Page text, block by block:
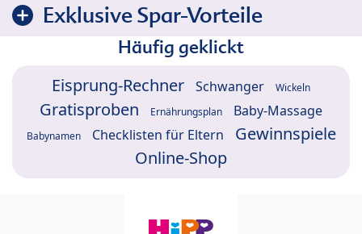
Exklusive Spar-Vorteile
Häufig geklickt
Eisprung-Rechner Schwanger Wickeln
Gratisproben Ernährungsplan Baby-Massage
Babynamen Checklisten für Eltern
Gewinnspiele
Online-Shop